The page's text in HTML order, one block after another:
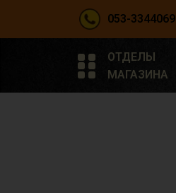
053-3344069
ОТДЕЛЫ
МАГАЗИНА